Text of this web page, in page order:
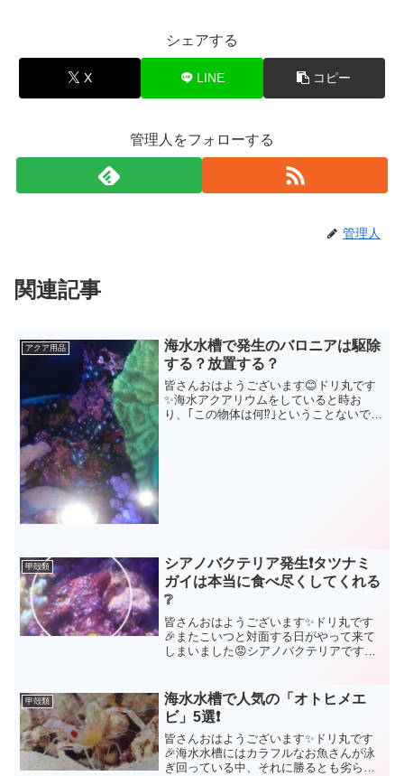
シェアする
X LINE コピー
管理人をフォローする
管理人
関連記事
アクア用品
海水水槽で発生のバロニアは駆除
する？放置する？
皆さんおはようございます😊ドリ丸です
✨海水アクアリウムをしていると時お
り、｢この物体は何⁉️｣ということないです
甲殻類
シアノバクテリア発生❗タツナミ
ガイは本当に食べ尽くしてくれる
❔
皆さんおはようございます✨ドリ丸です
🎉またこいつと対面する日がやって来て
しまいました😡シアノバクテリアです🥶
れらのコケはどうとでもなります。しか
し❗シアノバクテリアだけ...
甲殻類
海水水槽で人気の「オトヒメエ
ビ」5選❗
皆さんおはようございます✨ドリ丸です
🎉海水水槽にはカラフルなお魚さんが泳
ぎ回っている中、それに勝るとも劣らな